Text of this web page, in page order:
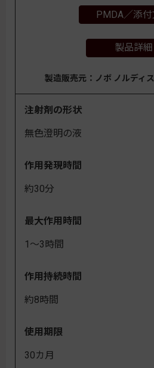
PMDA／添
製品詳細
製造販売元：ノボ ノルディ
注射剤の形状
無色澄明の液
作用発現時間
約30分
最大作用時間
1～3時間
作用持続時間
約8時間
使用期限
30カ月